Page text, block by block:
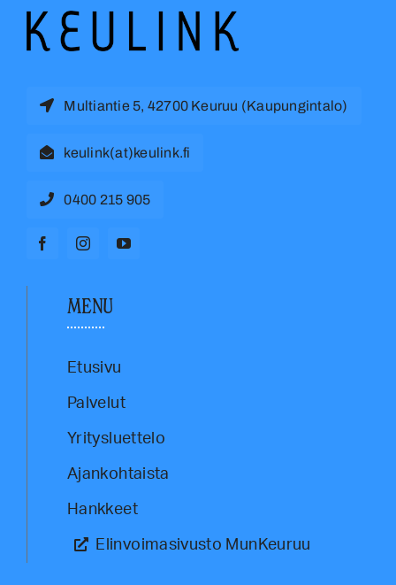
Multiantie 5, 42700 Keuruu (Kaupungintalo)
keulink(at)keulink.fi
0400 215 905
MENU
Etusivu
Palvelut
Yritysluettelo
Ajankohtaista
Hankkeet
Elinvoimasivusto MunKeuruu